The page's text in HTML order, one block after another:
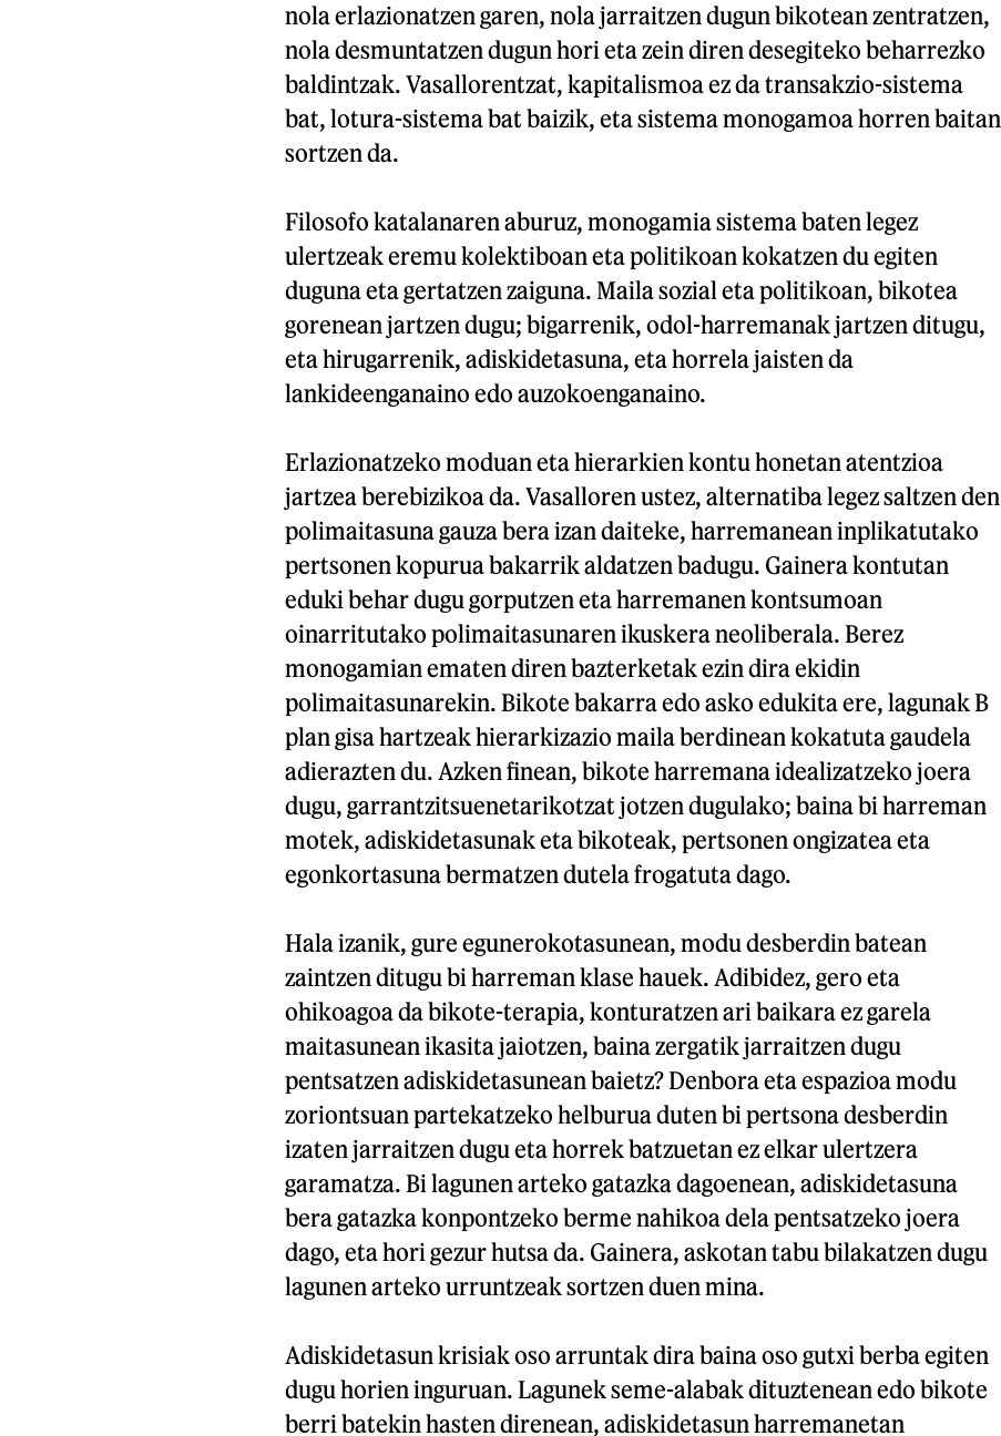
nola erlazionatzen garen, nola jarraitzen dugun bikotean zentratzen,
nola desmuntatzen dugun hori eta zein diren desegiteko beharrezko
baldintzak. Vasallorentzat, kapitalismoa ez da transakzio-sistema
bat, lotura-sistema bat baizik, eta sistema monogamoa horren baitan
sortzen da.
Filosofo katalanaren aburuz, monogamia sistema baten legez
ulertzeak eremu kolektiboan eta politikoan kokatzen du egiten
duguna eta gertatzen zaiguna. Maila sozial eta politikoan, bikotea
gorenean jartzen dugu; bigarrenik, odol-harremanak jartzen ditugu,
eta hirugarrenik, adiskidetasuna, eta horrela jaisten da
lankideenganaino edo auzokoenganaino.
Erlazionatzeko moduan eta hierarkien kontu honetan atentzioa
jartzea berebizikoa da. Vasalloren ustez, alternatiba legez saltzen den
polimaitasuna gauza bera izan daiteke, harremanean inplikatutako
pertsonen kopurua bakarrik aldatzen badugu. Gainera kontutan
eduki behar dugu gorputzen eta harremanen kontsumoan
oinarritutako polimaitasunaren ikuskera neoliberala. Berez
monogamian ematen diren bazterketak ezin dira ekidin
polimaitasunarekin. Bikote bakarra edo asko edukita ere, lagunak B
plan gisa hartzeak hierarkizazio maila berdinean kokatuta gaudela
adierazten du. Azken finean, bikote harremana idealizatzeko joera
dugu, garrantzitsuenetarikotzat jotzen dugulako; baina bi harreman
motek, adiskidetasunak eta bikoteak, pertsonen ongizatea eta
egonkortasuna bermatzen dutela frogatuta dago.
Hala izanik, gure egunerokotasunean, modu desberdin batean
zaintzen ditugu bi harreman klase hauek. Adibidez, gero eta
ohikoagoa da bikote-terapia, konturatzen ari baikara ez garela
maitasunean ikasita jaiotzen, baina zergatik jarraitzen dugu
pentsatzen adiskidetasunean baietz? Denbora eta espazioa modu
zoriontsuan partekatzeko helburua duten bi pertsona desberdin
izaten jarraitzen dugu eta horrek batzuetan ez elkar ulertzera
garamatza. Bi lagunen arteko gatazka dagoenean, adiskidetasuna
bera gatazka konpontzeko berme nahikoa dela pentsatzeko joera
dago, eta hori gezur hutsa da. Gainera, askotan tabu bilakatzen dugu
lagunen arteko urruntzeak sortzen duen mina.
Adiskidetasun krisiak oso arruntak dira baina oso gutxi berba egiten
dugu horien inguruan. Lagunek seme-alabak dituztenean edo bikote
berri batekin hasten direnean, adiskidetasun harremanetan